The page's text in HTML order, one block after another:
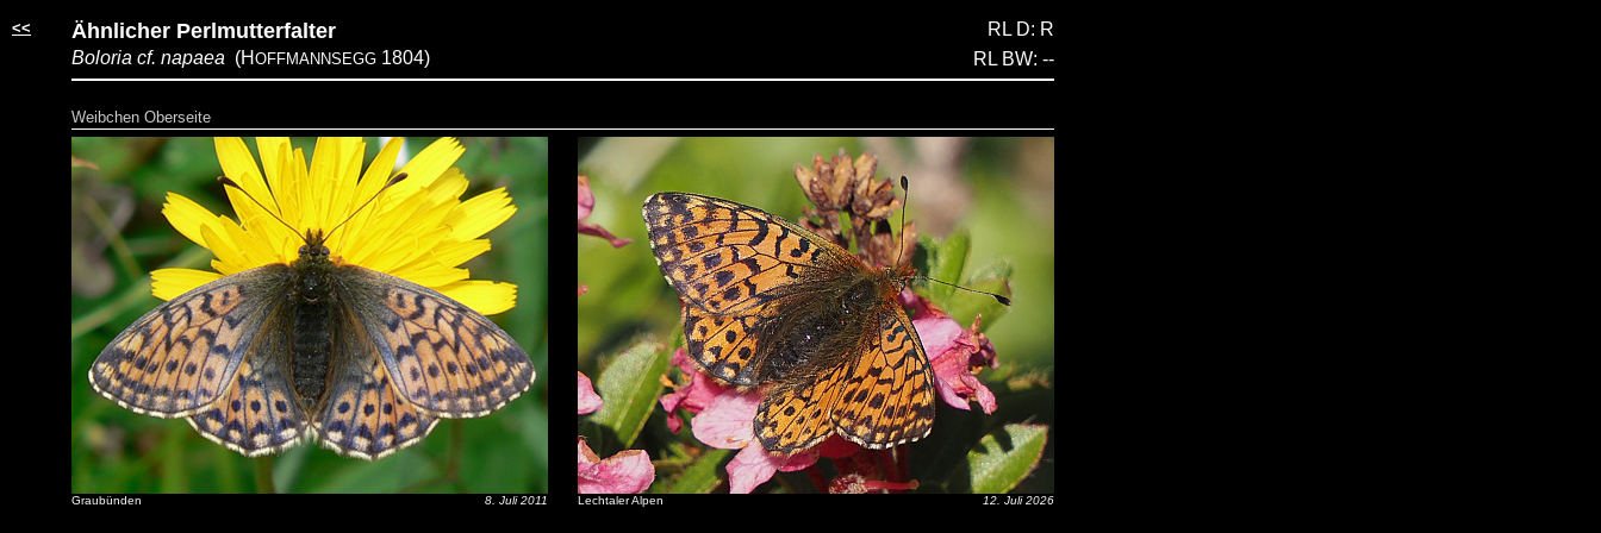
<< Ähnlicher Perlmutterfalter
Boloria cf. napaea (H OFFMANNSEGG 1804)
RL D: R
RL BW: --
Weibchen Oberseite
Graubünden 8. Juli 2011 Lechtaler Alpen 12. Juli 2026